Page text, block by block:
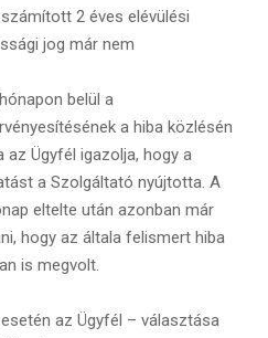
2 éves elévülési
jog már nem
belül a
a hiba közlésén
Ügyfél igazolja, hogy a
a Szolgáltató nyújtotta. A
eltelte után azonban már
hogy az általa felismert hiba
is megvolt.
az Ügyfél – választása